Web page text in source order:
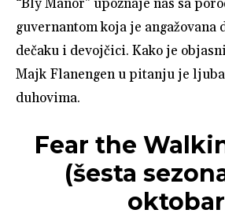
“Bly Manor” upoznaje nas sa
guvernantom koja je angažovana
dečaku i devojčici. Kako je
Majk Flanengen u pitanju je
duhovima.
Fear the
(šesta
oktobar